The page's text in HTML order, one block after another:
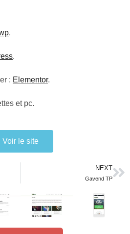
.
.
: Elementor.
et pc.
Voir le site
NEXT
Gavend TP